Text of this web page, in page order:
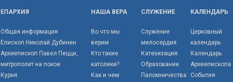
ЕПАРХИЯ
Общая информация
Епископ Николай Дубинин
Архиепископ Павел Пецци,
митрополит на покое
Курия
НАША ВЕРА
Во что мы
верим
Кто такие
католики?
Как и чем
СЛУЖЕНИЕ
Служение
милосердия
Катехизация
Образование
Паломничества
КАЛЕНДАРЬ
Церковный
календарь
Календарь
Архиепископа
События